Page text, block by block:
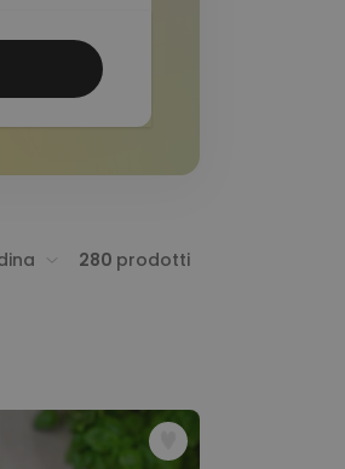
280 prodotti